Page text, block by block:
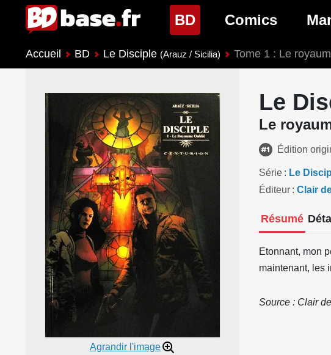
BD(page courante)
Nouveautés BD
Genres BD
Comics
Nouveautés Comics
Genres Comics
Accueil BD Le Disciple (Arauz / Sicilia) Tome 1 : Le
Agrandir l'image
Le
Le
Édition
Série Le
Éditeur Clair
Résumé
Etonnant, mon
maintenant, les
Source : Clair